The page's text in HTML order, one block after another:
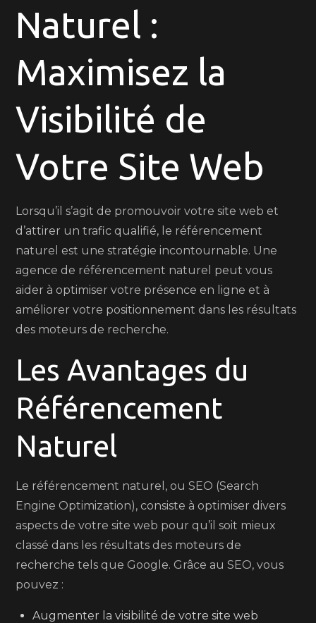
Agence
Référencement
Naturel :
Maximisez la
Visibilité de
Votre Site Web
Lorsqu’il s’agit de promouvoir votre site web et
d’attirer un trafic qualifié, le référencement
naturel est une stratégie incontournable. Une
agence de référencement naturel peut vous
aider à optimiser votre présence en ligne et à
améliorer votre positionnement dans les résultats
des moteurs de recherche.
Les Avantages du
Référencement
Naturel
Le référencement naturel, ou SEO (Search
Engine Optimization), consiste à optimiser divers
aspects de votre site web pour qu’il soit mieux
classé dans les résultats des moteurs de
recherche tels que Google. Grâce au SEO, vous
pouvez :
Augmenter la visibilité de votre site web